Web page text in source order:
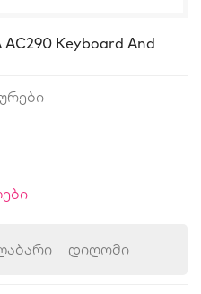
Keyboard And
დიღომი